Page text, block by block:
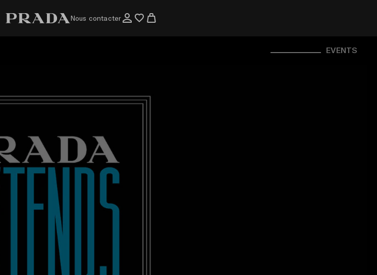
Nous contacter
EVENTS